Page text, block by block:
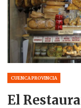
CUENCA PROVINCIA
El